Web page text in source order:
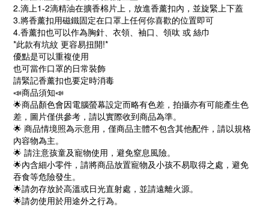
2.滴上1-2滴精油在擴香棉片上，放進香薰扣內，並旋緊上下蓋
3.將香薰扣用磁鐵固定在口罩上任何你喜歡的位置即可
4.香薰扣也可以作為胸針、衣領、袖口、領呔 或 絲巾
*此款有坑紋 更容易扭開!*
優點是可以重複使用
也可當作口罩的日常裝飾
請緊記香薰扣也要定時消毒
📣商品須知📣
🌟商品顏色會因電腦螢幕設定而略有色差，拍攝亦有可能產生色
差，圖片僅供參考，請以實際收到商品為準。
🌟 商品情境照為示意用，僅商品主體不包含其他配件，請以規格
內容物為主。
🌟 請注意孩童及寵物使用，避免窒息風險。
🌟內含細小零件，請將商品放置寵物及小孩不易取得之處，避免
吞食等危險發生。
🌟請勿存放於高溫或日光直射處，並請遠離火源。
🌟請勿使用於用途外之行為。